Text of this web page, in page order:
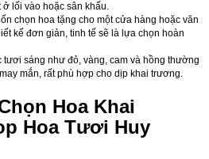
lối vào hoặc sân khấu.
chọn hoa tặng cho một cửa hàng hoặc văn
kế đơn giản, tinh tế sẽ là lựa chọn hoàn
tươi sáng như đỏ, vàng, cam và hồng thường
mắn, rất phù hợp cho dịp khai trương.
Hoa Khai
Hoa Tươi Huy